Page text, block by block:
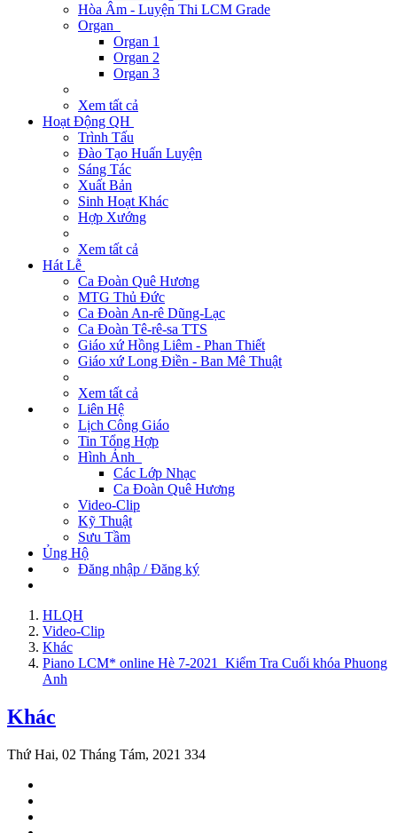
Hòa Âm - Luyện Thi LCM Grade
Organ
Organ 1
Organ 2
Organ 3
Xem tất cả
Hoạt Động QH
Trình Tấu
Đào Tạo Huấn Luyện
Sáng Tác
Xuất Bản
Sinh Hoạt Khác
Hợp Xướng
Xem tất cả
Hát Lễ
Ca Đoàn Quê Hương
MTG Thủ Đức
Ca Đoàn An-rê Dũng-Lạc
Ca Đoàn Tê-rê-sa TTS
Giáo xứ Hồng Liêm - Phan Thiết
Giáo xứ Long Điền - Ban Mê Thuật
Xem tất cả
Liên Hệ
Lịch Công Giáo
Tin Tổng Hợp
Hình Ảnh
Các Lớp Nhạc
Ca Đoàn Quê Hương
Video-Clip
Kỹ Thuật
Sưu Tầm
Ủng Hộ
Đăng nhập / Đăng ký
HLQH
Video-Clip
Khác
Piano LCM* online Hè 7-2021_Kiểm Tra Cuối khóa Phuong
Anh
Khác
Thứ Hai, 02 Tháng Tám, 2021 334